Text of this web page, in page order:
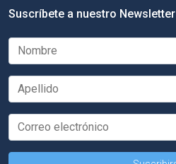
Suscríbete a nuestro Newsletter